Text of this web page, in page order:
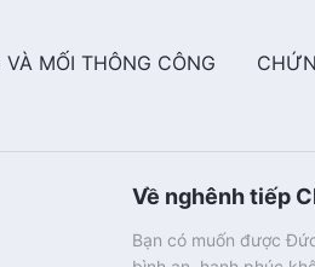
VÀ MỐI THÔNG CÔNG
Về nghênh tiếp
Bạn có muốn được